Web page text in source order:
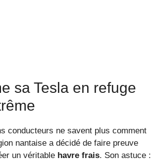
sa Tesla en refuge
conducteurs ne savent plus comment
nantaise a décidé de faire preuve
un véritable havre frais. Son astuce :